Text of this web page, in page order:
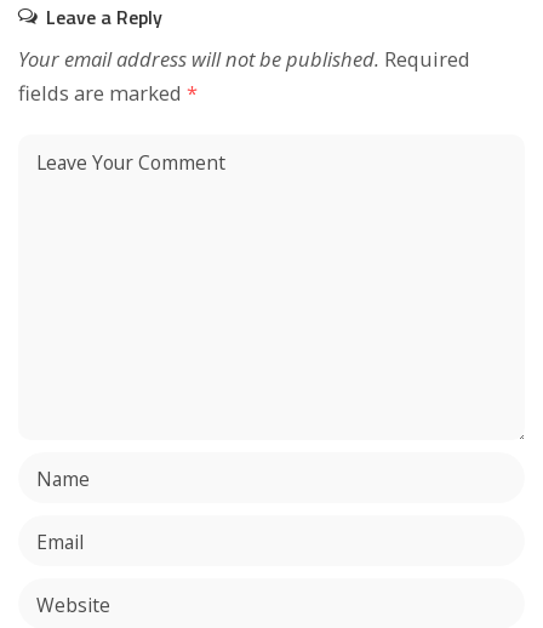
Leave a Reply
Your email address will not be published. Required
fields are marked *